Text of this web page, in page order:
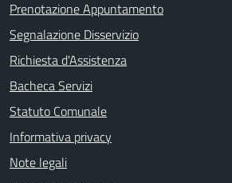
Prenotazione Appuntamento
Segnalazione Disservizio
Richiesta d'Assistenza
Bacheca Servizi
Statuto Comunale
Informativa privacy
Note legali